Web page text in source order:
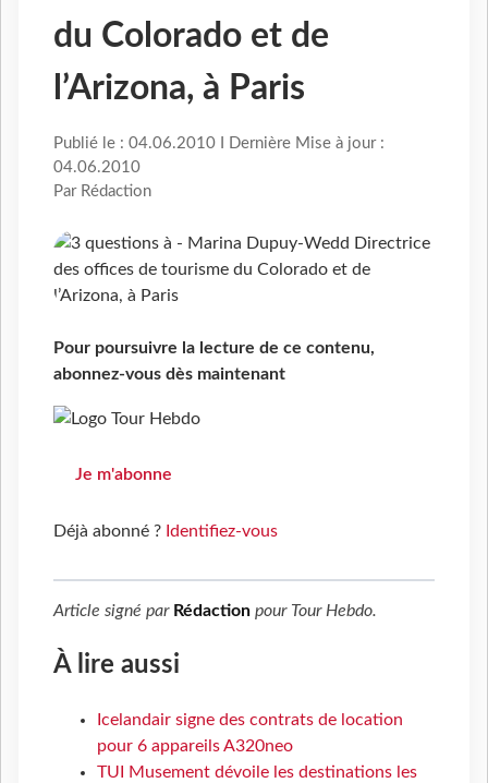
du Colorado et de
l’Arizona, à Paris
Publié le : 04.06.2010 I Dernière Mise à jour :
04.06.2010
Par Rédaction
Pour poursuivre la lecture de ce contenu,
abonnez-vous dès maintenant
Je m'abonne
Déjà abonné ? Identifiez-vous
Article signé par Rédaction pour Tour Hebdo.
À lire aussi
Icelandair signe des contrats de location
pour 6 appareils A320neo
TUI Musement dévoile les destinations les